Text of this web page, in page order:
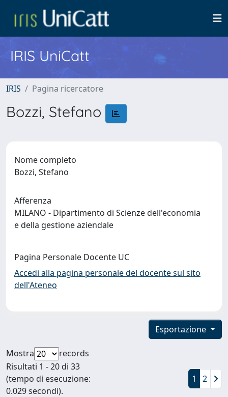
IRIS UniCatt
IRIS Pagina ricercatore
Bozzi, Stefano
Nome completo
Bozzi, Stefano
Afferenza
MILANO - Dipartimento di Scienze dell'economia
e della gestione aziendale
Pagina Personale Docente UC
Accedi alla pagina personale del docente sul sito
dell'Ateneo
Esportazione
Mostra
records
Risultati 1 - 20 di 33
(tempo di esecuzione:
0.029 secondi).
1 2